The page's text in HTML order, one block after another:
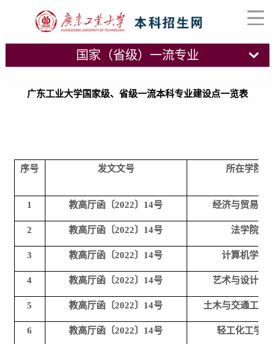
国家（省级）一流专业
广东工业大学国家级、省级一流本科专业建设点一览表
序号 发文文号 所在学院
1 教高厅函〔2022〕14号 经济与贸易学
2 教高厅函〔2022〕14号 法学院
3 教高厅函〔2022〕14号 计算机学院
4 教高厅函〔2022〕14号 艺术与设计学
5 教高厅函〔2022〕14号 土木与交通工程
6 教高厅函〔2022〕14号 轻工化工学院